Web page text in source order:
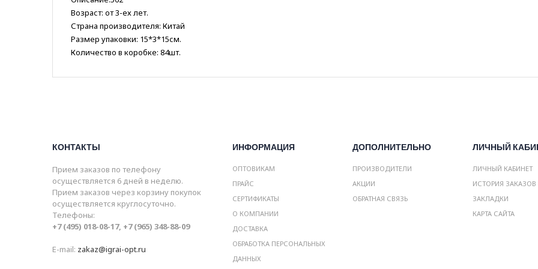
Возраст: от 3-ех лет.
Страна производителя: Китай
Размер упаковки: 15*3*15см.
Количество в коробке: 84шт.
КОНТАКТЫ
Прием заказов по телефону
осуществляется 6 дней в неделю.
Прием заказов через корзину покупок
осуществляется круглосуточно.
Телефоны:
+7 (495) 018-08-17, +7 (965) 348-88-09
E-mail: zakaz@igrai-opt.ru
ИНФОРМАЦИЯ
ОПТОВИКАМ
ПРАЙС
СЕРТИФИКАТЫ
О КОМПАНИИ
ДОСТАВКА
ОБРАБОТКА ПЕРСОНАЛЬНЫХ
ДАННЫХ
ДОПОЛНИТЕЛЬНО
ПРОИЗВОДИТЕЛИ
АКЦИИ
ОБРАТНАЯ СВЯЗЬ
ЛИЧНЫЙ
ЛИЧНЫЙ КАБИНЕТ
ИСТОРИЯ ЗАКАЗОВ
ЗАКЛАДКИ
КАРТА САЙТА